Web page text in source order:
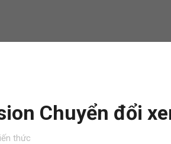
Chuyển đổi
thức